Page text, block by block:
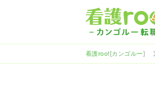
看護roo![カンゴルー]